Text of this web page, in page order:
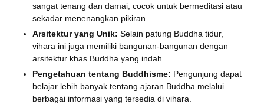
sangat tenang dan damai, cocok untuk bermeditasi atau
sekadar menenangkan pikiran.
Arsitektur yang Unik: Selain patung Buddha tidur,
vihara ini juga memiliki bangunan-bangunan dengan
arsitektur khas Buddha yang indah.
Pengetahuan tentang Buddhisme: Pengunjung dapat
belajar lebih banyak tentang ajaran Buddha melalui
berbagai informasi yang tersedia di vihara.